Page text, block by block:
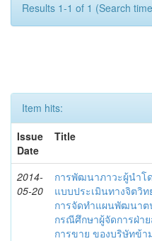
Results 1-1 of 1 (Search
Item hits:
Issue
Date
Title
2014-
05-20
การพัฒนาภาวะผู้นำโ
แบบประเมินทางจิตวิท
การจัดทำแผนพัฒนาต
กรณีศึกษาผู้จัดการฝ่า
การขาย ของบริษัทข้า